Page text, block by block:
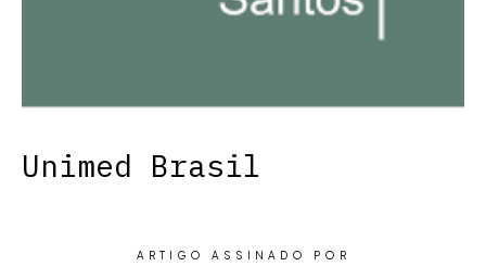
Unimed Brasil
ARTIGO ASSINADO POR